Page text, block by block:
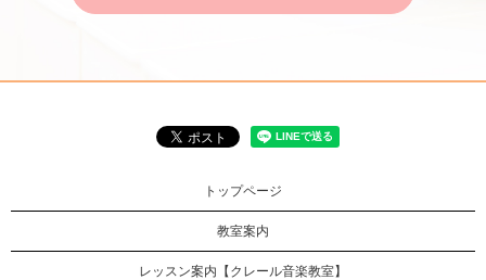
トップページ
教室案内
レッスン案内【クレール音楽教室】